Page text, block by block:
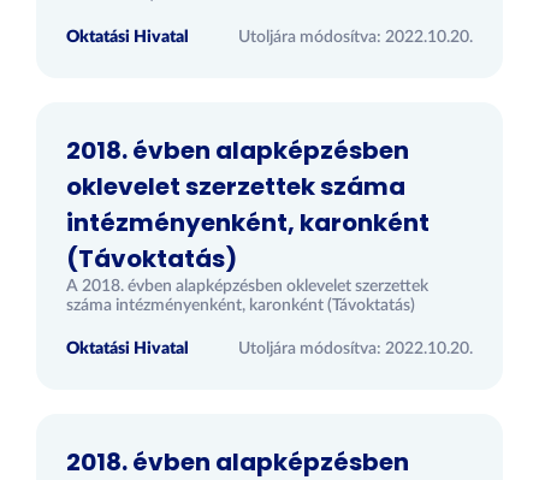
Oktatási Hivatal Utoljára módosítva: 2022.10.20.
2018. évben alapképzésben
oklevelet szerzettek száma
intézményenként, karonként
(Távoktatás)
A 2018. évben alapképzésben oklevelet szerzettek
száma intézményenként, karonként (Távoktatás)
Oktatási Hivatal Utoljára módosítva: 2022.10.20.
2018. évben alapképzésben